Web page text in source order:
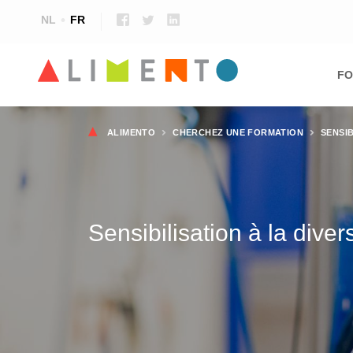
NL FR
Fil
ALIMENTO CHERCHEZ UNE FORMATION
Sensibilisation à la